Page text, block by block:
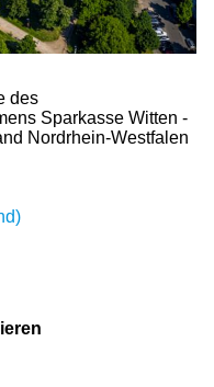
des
Sparkasse Witten -
Nordrhein-Westfalen